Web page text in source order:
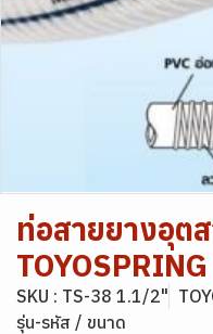
ท่อสายยางอุต
SKU : TS-38 1.1/2"
รุ่น-รหัส / ขนาด